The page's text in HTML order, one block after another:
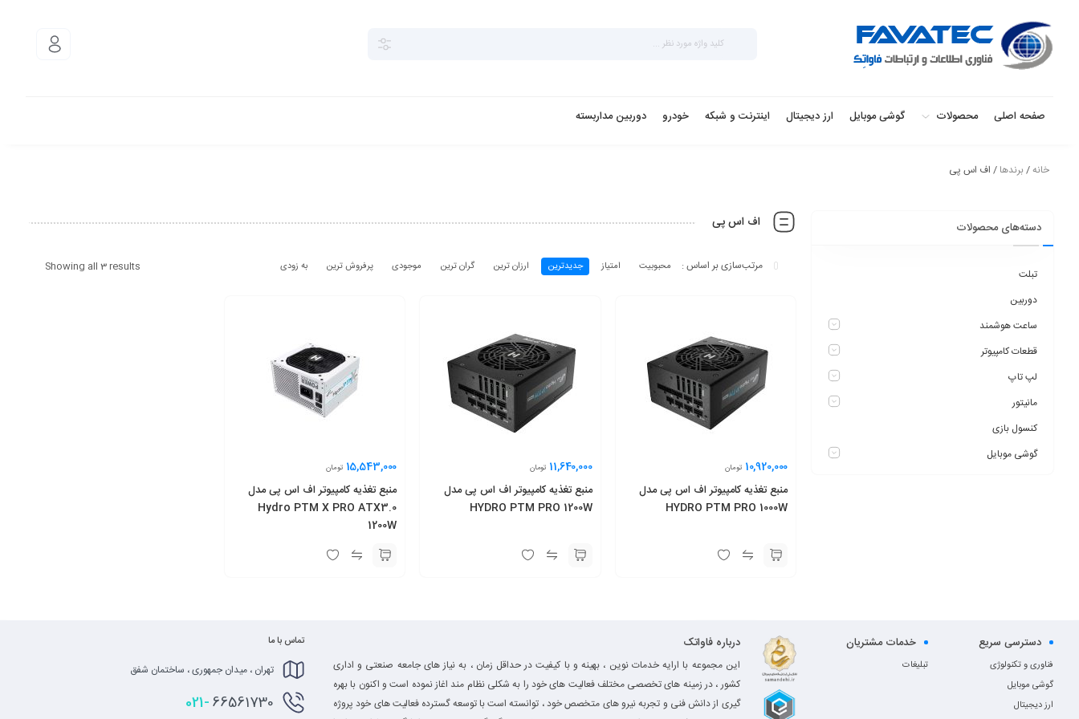
صفحه اصلی محصولات گوشی موبایل ارز دیجیتال اینترنت و شبکه خودرو دوربین مداربسته
خانه/ برندها / اف اس پی
دسته‌های محصولات
تبلت
دوربین
ساعت هوشمند
قطعات کامپیوتر
لپ تاپ
مانیتور
کنسول بازی
گوشی موبایل
اف اس پی
Showing all 3 results محبوبیت امتیاز جدیدترین ارزان ترین گران ترین موجودی پرفروش ترین به زودی
10,920,000 تومان
منبع تغذیه کامپیوتر اف اس پی مدل
HYDRO PTM PRO 1000W
11,640,000 تومان
منبع تغذیه کامپیوتر اف اس پی مدل
HYDRO PTM PRO 1200W
15,543,000 تومان
منبع تغذیه کامپیوتر اف اس پی مدل
Hydro PTM X PRO ATX3.0
1200W
دسترسی سریع
فناوری و تکنولوژی
گوشی موبایل
ارز دیجیتال
خدمات مشتریان
تبلیغات
درباره فاواتک
این مجموعه با ارایه خدمات نوین ، بهینه و با کیفیت در حداقل زمان ، به نیاز های جامعه صنعتی و اداری
کشور ، در زمینه های تخصصی مختلف فعالیت های خود را به شکلی نظام مند اغاز نموده است و اکنون با بهره
گیری از دانش فنی و تجربه نیرو های متخصص خود ، توانسته است با توسعه گسترده فعالیت های خود پروژه
تماس با ما
تهران ، میدان جمهوری ، ساختمان شفق
021-66561730